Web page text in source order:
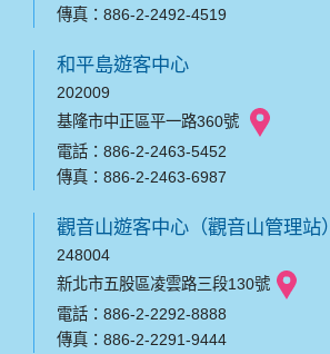
傳真：886-2-2492-4519
和平島遊客中心
202009
基隆市中正區平一路360號
電話：886-2-2463-5452
傳真：886-2-2463-6987
觀音山遊客中心（觀音山管理站）
248004
新北市五股區凌雲路三段130號
電話：886-2-2292-8888
傳真：886-2-2291-9444